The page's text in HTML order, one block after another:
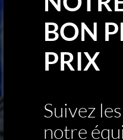
BON
PRIX
Suivez
notre